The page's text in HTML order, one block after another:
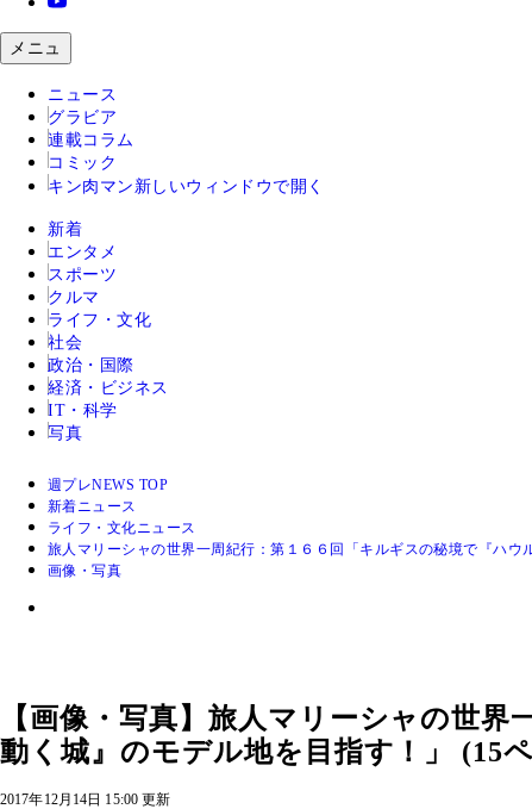
メニュ
ニュース
グラビア
連載コラム
コミック
キン肉マン 新しいウィンドウで開く
新着
エンタメ
スポーツ
クルマ
ライフ・文化
社会
政治・国際
経済・ビジネス
IT・科学
写真
週プレNEWS TOP
新着ニュース
ライフ・文化ニュース
旅人マリーシャの世界一周紀行：第１６６回「キルギスの秘境で『ハウ
画像・写真
【画像・写真】旅人マリーシャの世
動く城』のモデル地を目指す！」 (15
2017年12月14日 15:00 更新